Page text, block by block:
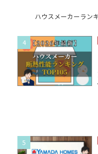
ハウスメーカーラン